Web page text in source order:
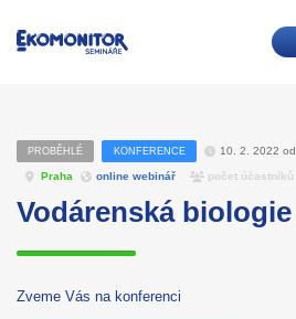
PROBĚHLÉ KONFERENCE 10. 2. 2022
Praha online webinář počet účastníků
Vodárenská biologie
Zveme Vás na konferenci